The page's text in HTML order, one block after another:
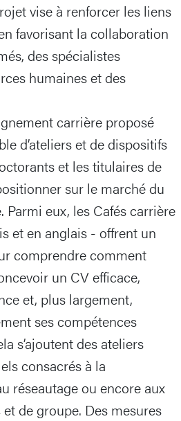
vise à renforcer les liens
favorisant la collaboration
des spécialistes
humaines et des
carrière proposé
d’ateliers et de dispositifs
et les titulaires de
sur le marché du
Parmi eux, les Cafés carrière
et en anglais - offrent un
comprendre comment
un CV efficace,
et, plus largement,
ses compétences
s’ajoutent des ateliers
consacrés à la
réseautage ou encore aux
de groupe. Des mesures